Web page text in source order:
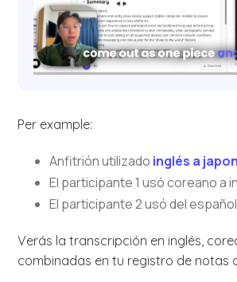
Per example:
Anfitrión utilizado inglés a
El participante 1 usó coreano a
El participante 2 usó del
Verás la transcripción en inglés,
combinadas en tu registro de notas